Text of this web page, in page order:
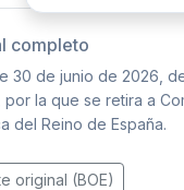
completo
30 de junio de 2026,
por la que se retira a
del Reino de España.
original (BOE)